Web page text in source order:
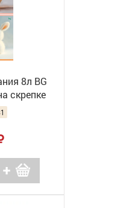
8л BG
скрепке
96)